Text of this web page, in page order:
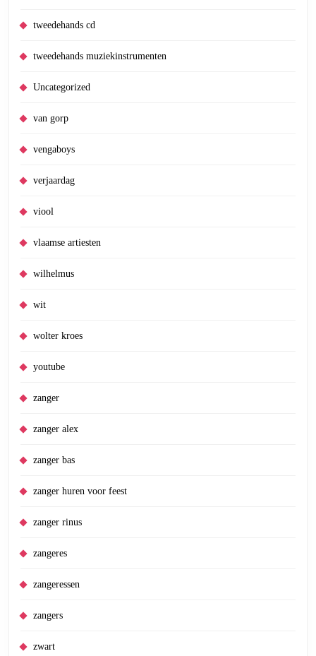
tweedehands cd
tweedehands muziekinstrumenten
Uncategorized
van gorp
vengaboys
verjaardag
viool
vlaamse artiesten
wilhelmus
wit
wolter kroes
youtube
zanger
zanger alex
zanger bas
zanger huren voor feest
zanger rinus
zangeres
zangeressen
zangers
zwart